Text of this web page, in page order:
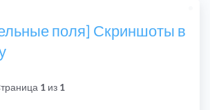
поля] Скриншоты в
1 из 1